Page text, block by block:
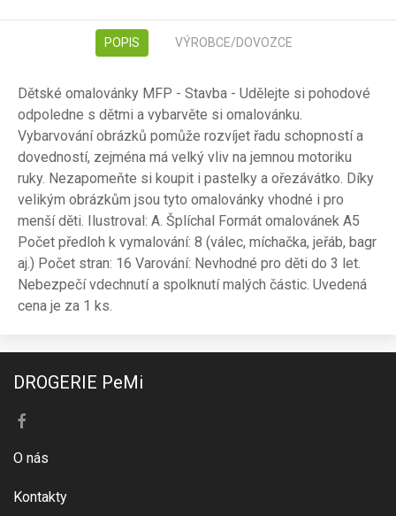
POPIS VÝROBCE/DOVOZCE
Dětské omalovánky MFP - Stavba - Udělejte si pohodové
odpoledne s dětmi a vybarvěte si omalovánku.
Vybarvování obrázků pomůže rozvíjet řadu schopností a
dovedností, zejména má velký vliv na jemnou motoriku
ruky. Nezapomeňte si koupit i pastelky a ořezávátko. Díky
velikým obrázkům jsou tyto omalovánky vhodné i pro
menší děti. Ilustroval: A. Šplíchal Formát omalovánek A5
Počet předloh k vymalování: 8 (válec, míchačka, jeřáb, bagr
aj.) Počet stran: 16 Varování: Nevhodné pro děti do 3 let.
Nebezpečí vdechnutí a spolknutí malých částic. Uvedená
cena je za 1 ks.
DROGERIE PeMi
O nás
Kontakty